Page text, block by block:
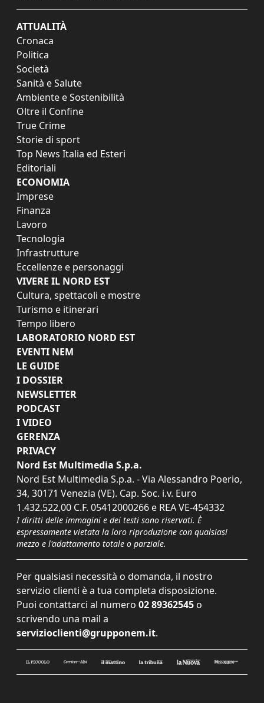
ATTUALITÀ
Cronaca
Politica
Società
Sanità e Salute
Ambiente e Sostenibilità
Oltre il Confine
True Crime
Storie di sport
Top News Italia ed Esteri
Editoriali
ECONOMIA
Imprese
Finanza
Lavoro
Tecnologia
Infrastrutture
Eccellenze e personaggi
VIVERE IL NORD EST
Cultura, spettacoli e mostre
Turismo e itinerari
Tempo libero
LABORATORIO NORD EST
EVENTI NEM
LE GUIDE
I DOSSIER
NEWSLETTER
PODCAST
I VIDEO
GERENZA
PRIVACY
Nord Est Multimedia S.p.a.
Nord Est Multimedia S.p.a. - Via Alessandro Poerio,
34, 30171 Venezia (VE). Cap. Soc. i.v. Euro
1.432.522,00 C.F. 05412000266 e REA VE-454332
I diritti delle immagini e dei testi sono riservati. È
espressamente vietata la loro riproduzione con qualsiasi
mezzo e l'adattamento totale o parziale.
Per qualsiasi necessità o domanda, il nostro
servizio clienti è a tua completa disposizione.
Puoi contattarci al numero 02 89362545 o
scrivendo una mail a
servizioclienti@grupponem.it.